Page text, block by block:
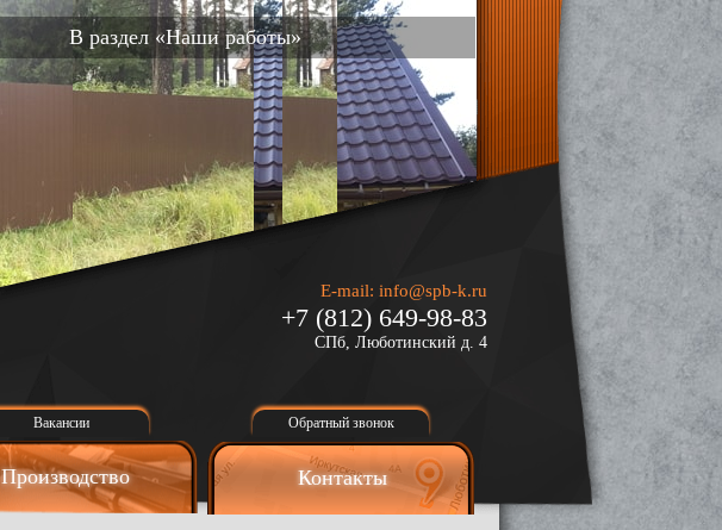
В раздел «Наши работы»
Вакансии Обратный звонок
E-mail: info@spb-k.ru
+7 (812) 649-98-83
СПб, Люботинский д. 4
Производство Контакты